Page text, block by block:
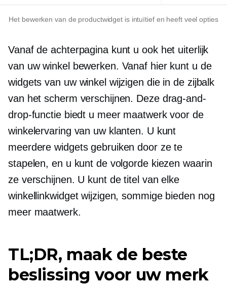
Het bewerken van de productwidget is intuïtief en heeft veel opties
Vanaf de achterpagina kunt u ook het uiterlijk
van uw winkel bewerken. Vanaf hier kunt u de
widgets van uw winkel wijzigen die in de zijbalk
van het scherm verschijnen. Deze drag-and-
drop-functie biedt u meer maatwerk voor de
winkelervaring van uw klanten. U kunt
meerdere widgets gebruiken door ze te
stapelen, en u kunt de volgorde kiezen waarin
ze verschijnen. U kunt de titel van elke
winkellinkwidget wijzigen, sommige bieden nog
meer maatwerk.
TL;DR, maak de beste
beslissing voor uw merk